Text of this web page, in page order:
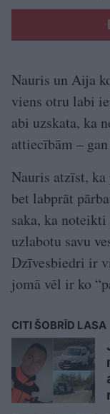
Nauris un Aija
viens otru labi
abi uzskata, ka
attiecībām –
Nauris atzīst,
bet labprāt
saka, ka
uzlabotu savu
Dzīvesbiedri ir
jomā vēl ir ko
CITI ŠOBRĪD LASA